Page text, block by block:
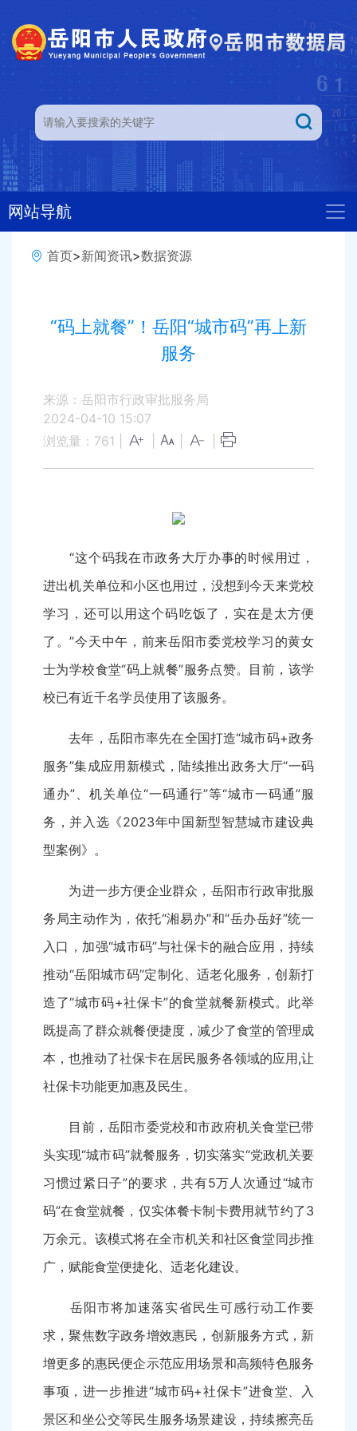
网站导航
首页>新闻资讯>数据资源
“码上就餐”！岳阳“城市码”再上新
服务
来源：岳阳市行政审批服务局
2024-04-10 15:07
浏览量： 761
“这个码我在市政务大厅办事的时候用过，
进出机关单位和小区也用过，没想到今天来党校
学习，还可以用这个码吃饭了，实在是太方便
了。”今天中午，前来岳阳市委党校学习的黄女
士为学校食堂“码上就餐”服务点赞。目前，该学
校已有近千名学员使用了该服务。
去年，岳阳市率先在全国打造“城市码+政务
服务”集成应用新模式，陆续推出政务大厅“一码
通办”、机关单位“一码通行”等“城市一码通”服
务，并入选《2023年中国新型智慧城市建设典
型案例》。
为进一步方便企业群众，岳阳市行政审批服
务局主动作为，依托“湘易办”和“岳办岳好”统一
入口，加强“城市码”与社保卡的融合应用，持续
推动“岳阳城市码”定制化、适老化服务，创新打
造了“城市码+社保卡”的食堂就餐新模式。此举
既提高了群众就餐便捷度，减少了食堂的管理成
本，也推动了社保卡在居民服务各领域的应用,让
社保卡功能更加惠及民生。
目前，岳阳市委党校和市政府机关食堂已带
头实现“城市码”就餐服务，切实落实“党政机关要
习惯过紧日子”的要求，共有5万人次通过“城市
码”在食堂就餐，仅实体餐卡制卡费用就节约了3
万余元。该模式将在全市机关和社区食堂同步推
广，赋能食堂便捷化、适老化建设。
岳阳市将加速落实省民生可感行动工作要
求，聚焦数字政务增效惠民，创新服务方式，新
增更多的惠民便企示范应用场景和高频特色服务
事项，进一步推进“城市码+社保卡”进食堂、入
景区和坐公交等民生服务场景建设，持续擦亮岳